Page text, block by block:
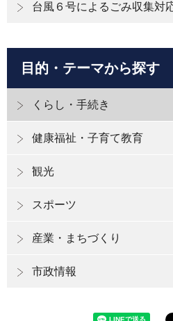
台風６号によるごみ収集対
目的・テーマから探す
くらし・手続き
健康福祉・子育て教育
観光
スポーツ
産業・まちづくり
市政情報